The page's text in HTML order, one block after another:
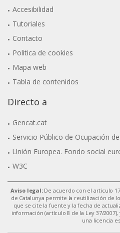
Accesibilidad
Tutoriales
Contacto
Politica de cookies
Mapa web
Tabla de contenidos
Directo a
Gencat.cat
Servicio Público de Ocupación
Unión Europea. Fondo social
W3C
Aviso legal:De acuerdo con el artículo
de Catalunya permite la reutilización de
que se cite la fuente y la fecha de
información (artículo 8 de la Ley 37/
una licencia